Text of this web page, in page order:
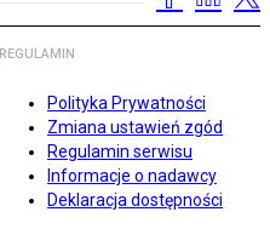
REGULAMIN
Polityka Prywatności
Zmiana ustawień zgód
Regulamin serwisu
Informacje o nadawcy
Deklaracja dostępności